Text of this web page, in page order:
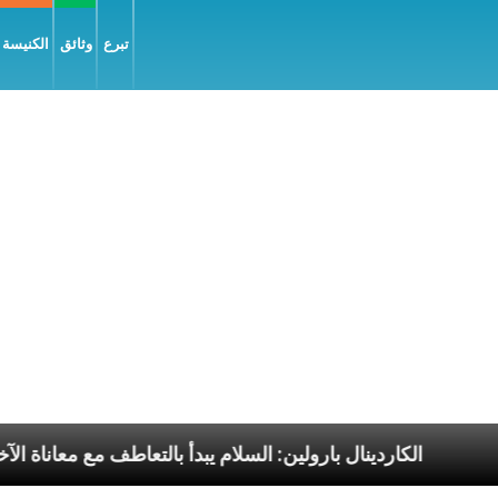
وثائق تبرع
الكاردينال بارولين: السلام رحلات البابا الرسوليّة